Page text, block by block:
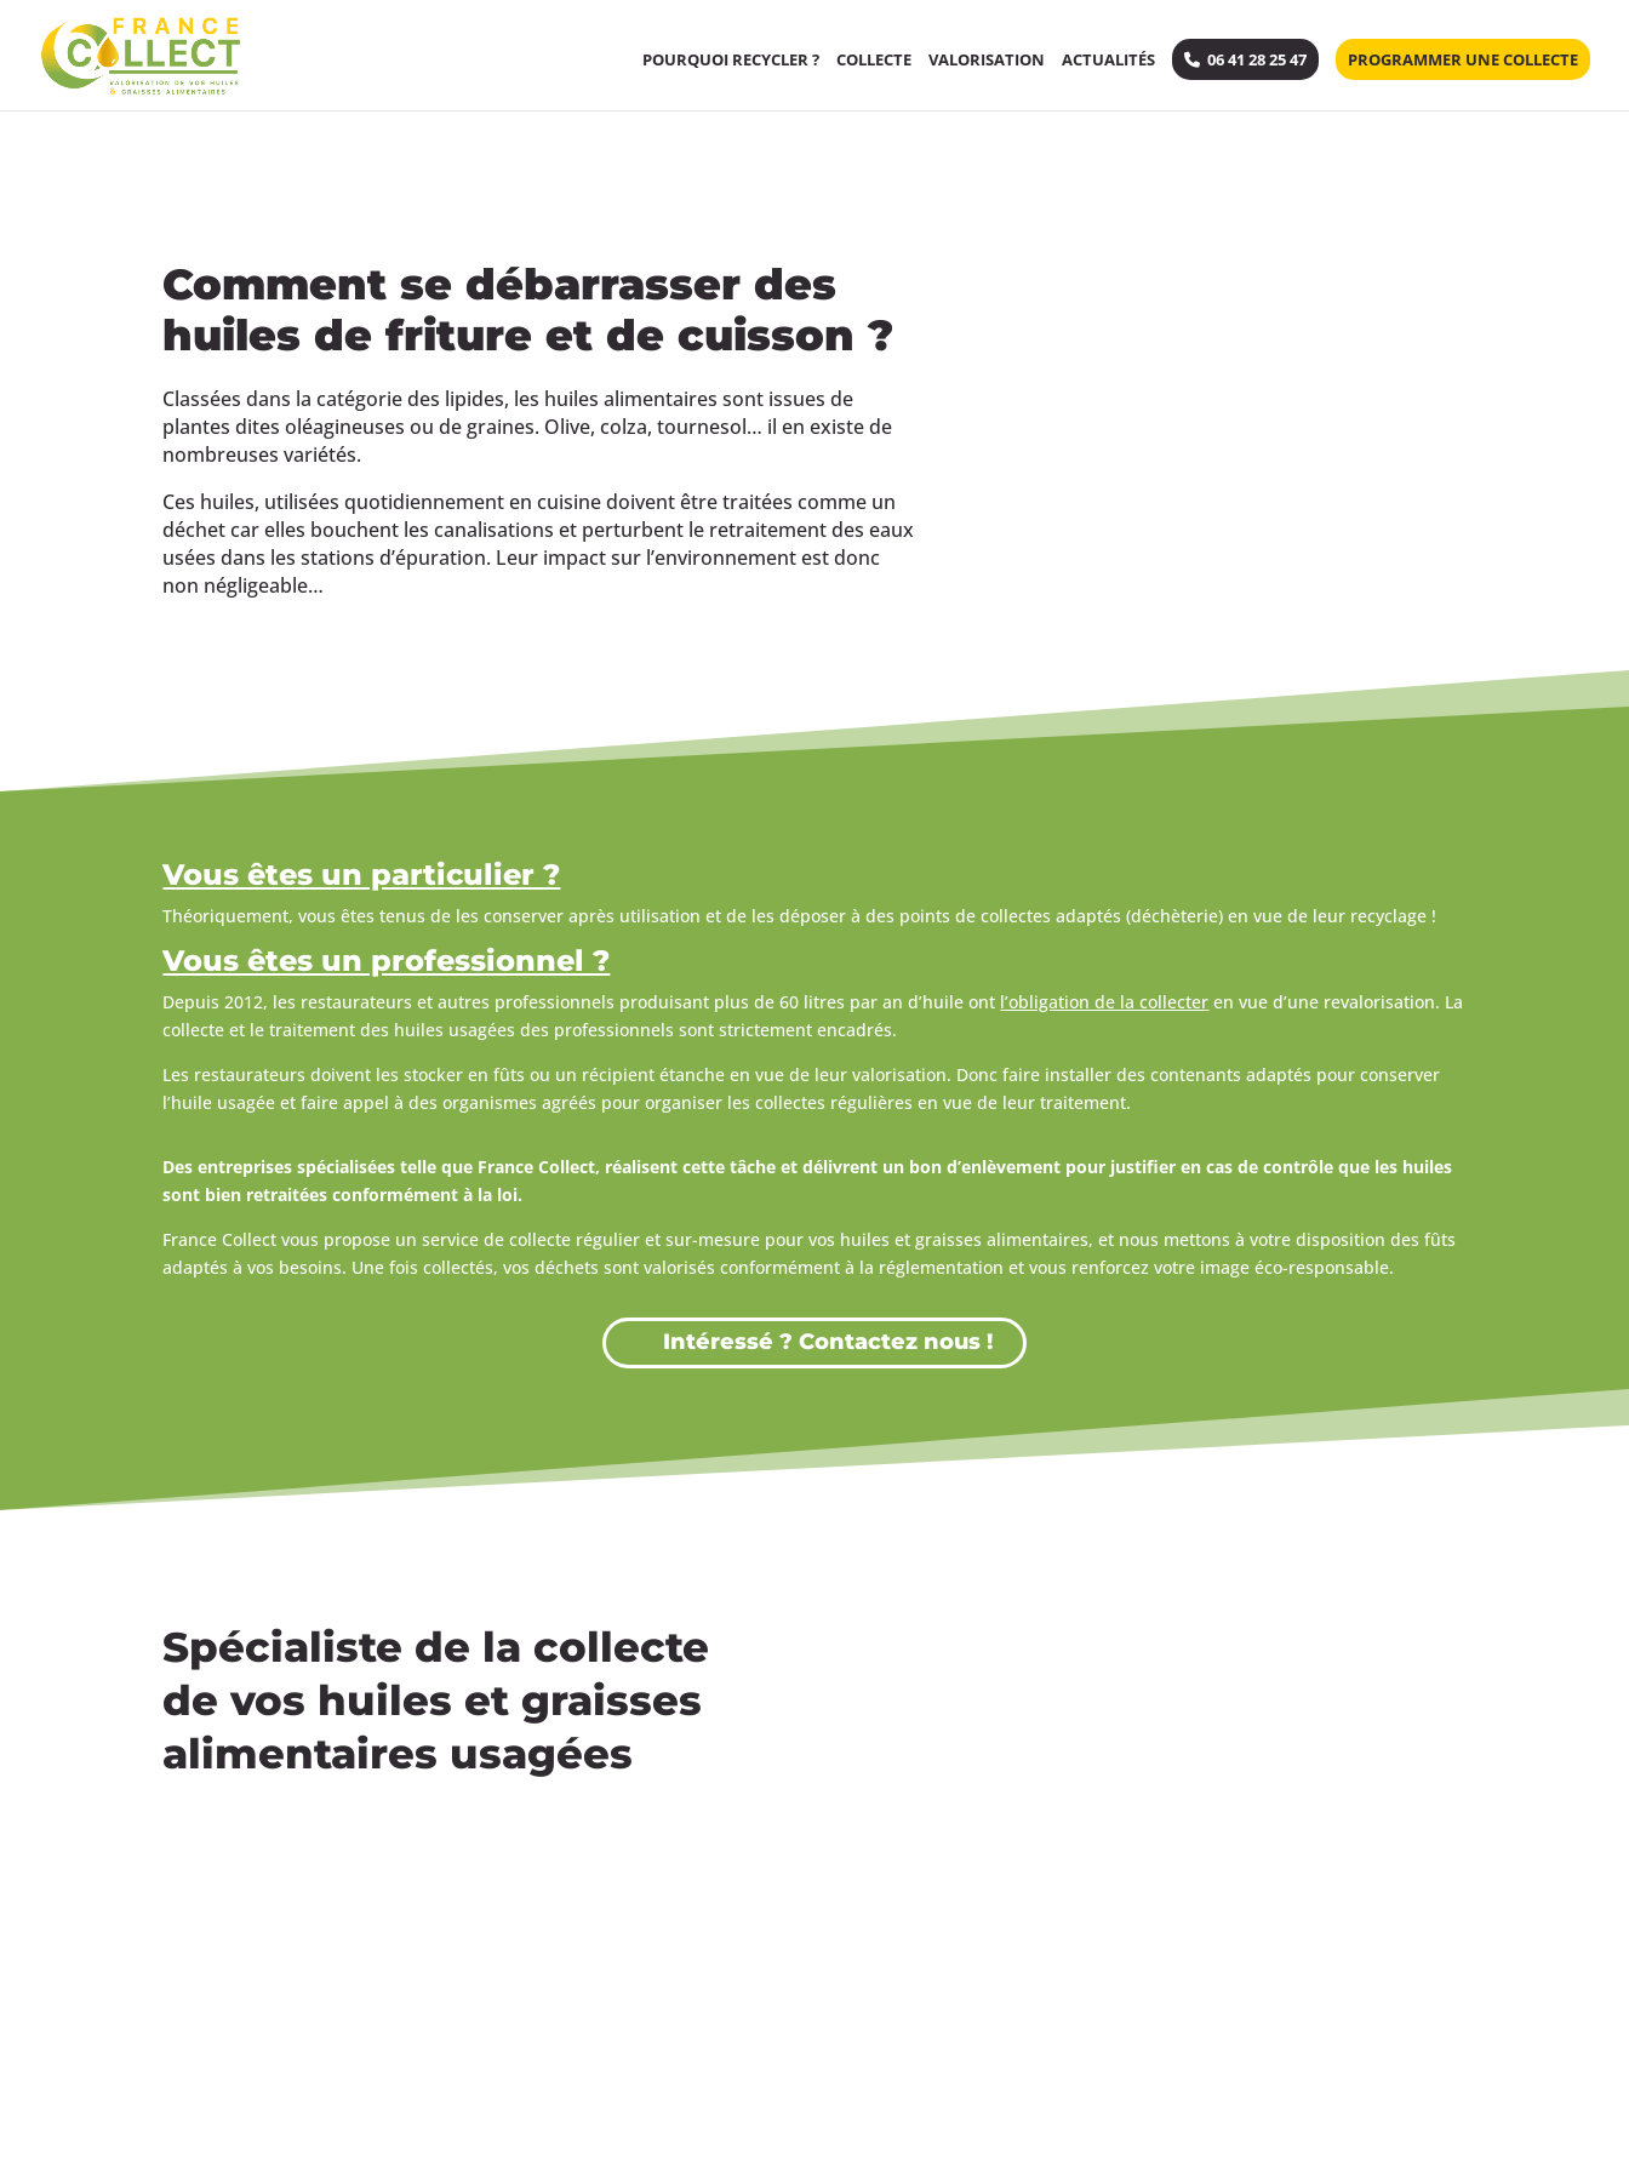
POURQUOI RECYCLER ? COLLECTE VALORISATION ACTUALITÉS 06 41 28 25 47 PROGRAMMER UNE COLLECTE
Comment se débarrasser des
huiles de friture et de cuisson ?
Classées dans la catégorie des lipides, les huiles alimentaires sont issues de
plantes dites oléagineuses ou de graines. Olive, colza, tournesol… il en existe de
nombreuses variétés.
Ces huiles, utilisées quotidiennement en cuisine doivent être traitées comme un
déchet car elles bouchent les canalisations et perturbent le retraitement des eaux
usées dans les stations d’épuration. Leur impact sur l’environnement est donc
non négligeable…
Vous êtes un particulier ?
Théoriquement, vous êtes tenus de les conserver après utilisation et de les déposer à des points de collectes adaptés (déchèterie) en vue de leur recyclage !
Vous êtes un professionnel ?
Depuis 2012, les restaurateurs et autres professionnels produisant plus de 60 litres par an d’huile ont l’obligation de la collecter en vue d’une revalorisation. La
collecte et le traitement des huiles usagées des professionnels sont strictement encadrés.
Les restaurateurs doivent les stocker en fûts ou un récipient étanche en vue de leur valorisation. Donc faire installer des contenants adaptés pour conserver
l’huile usagée et faire appel à des organismes agréés pour organiser les collectes régulières en vue de leur traitement.
Des entreprises spécialisées telle que France Collect, réalisent cette tâche et délivrent un bon d’enlèvement pour justifier en cas de contrôle que les huiles
sont bien retraitées conformément à la loi.
France Collect vous propose un service de collecte régulier et sur-mesure pour vos huiles et graisses alimentaires, et nous mettons à votre disposition des fûts
adaptés à vos besoins. Une fois collectés, vos déchets sont valorisés conformément à la réglementation et vous renforcez votre image éco-responsable.
Intéressé ? Contactez nous !
Spécialiste de la collecte
de vos huiles et graisses
alimentaires usagées